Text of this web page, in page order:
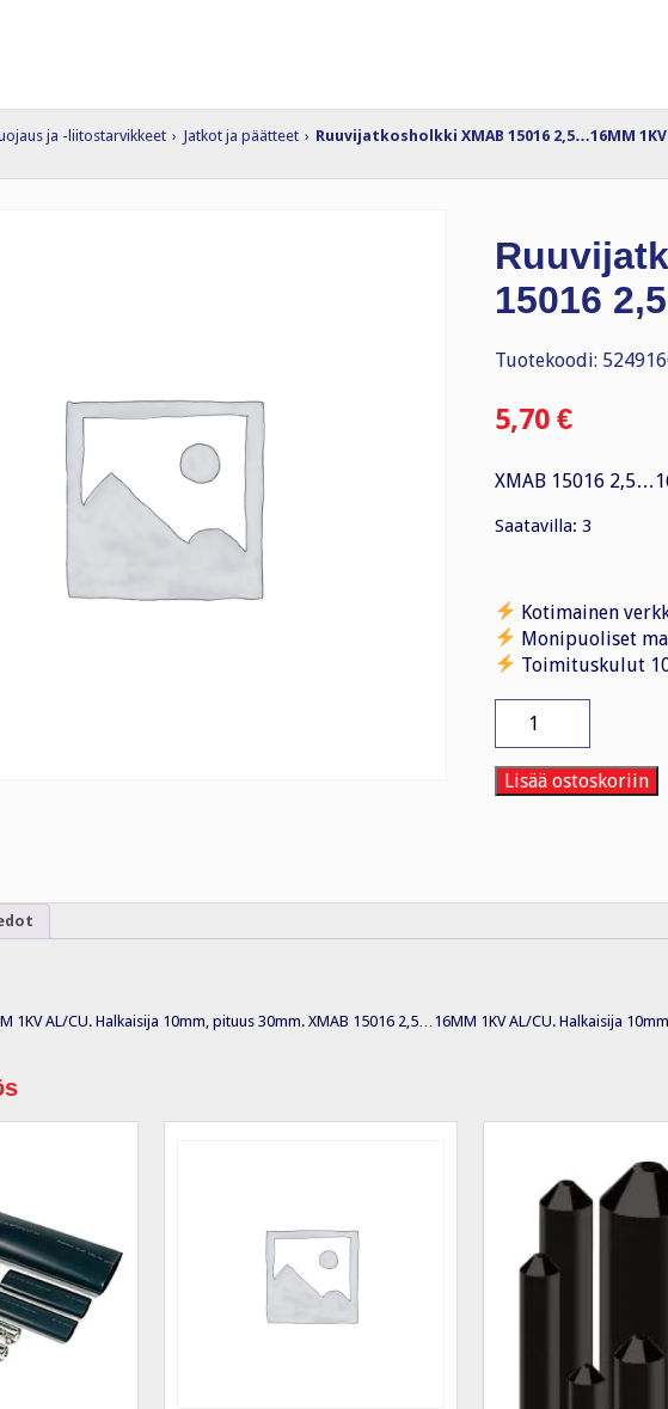
ja -liitostarvikkeet › Jatkot ja päätteet › Ruuvijatkosholkki XMAB 15016 2,5…16MM 1KV
15016
Tuotekoodi:
5,70 €
XMAB 15016
Saatavilla: 3
Kotimainen
Monipuoliset
Toimituskulut
XMAB
15016
2,5...16MM
1KV
Lisää ostoskoriin
1KV AL/CU. Halkaisija 10mm, pituus 30mm. XMAB 15016 2,5…16MM 1KV AL/CU. Halkaisija